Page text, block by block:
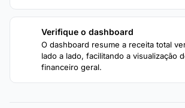
Verifique o dashboard
O dashboard resume a receita total
lado a lado, facilitando a visualização
financeiro geral.